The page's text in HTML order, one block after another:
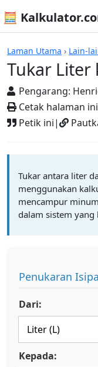
🧮
Laman Utama › Lain-
Tukar Liter
Pengarang:
Cetak halaman ini
Petik ini|
Kalkulator
Tukar antara liter
menggunakan
mencampur
dalam sistem yang
Penukaran
Dari:
Kepada: